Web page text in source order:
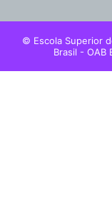
© Escola Superior
Brasil - OAB